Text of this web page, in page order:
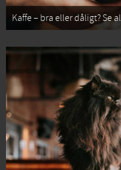
Kaffe – bra eller dåligt? Se